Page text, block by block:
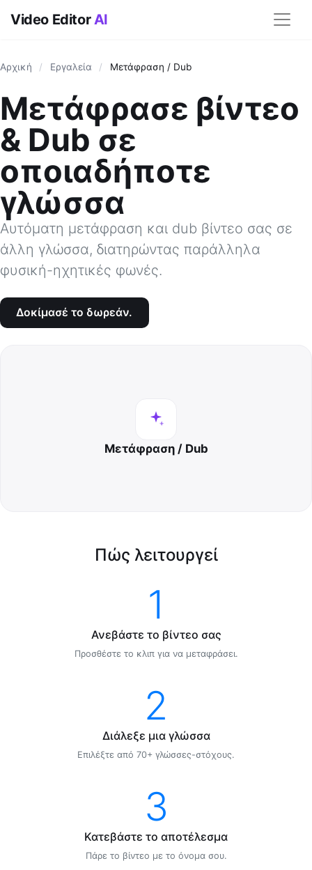
Video EditorAI
Αρχική / Εργαλεία / Μετάφραση / Dub
Μετάφρασε βίντεο
& Dub σε
οποιαδήποτε
γλώσσα
Αυτόματη μετάφραση και dub βίντεο σας σε
άλλη γλώσσα, διατηρώντας παράλληλα
φυσική-ηχητικές φωνές.
Δοκίμασέ το δωρεάν.
Μετάφραση / Dub
Πώς λειτουργεί
1
Ανεβάστε το βίντεο σας
Προσθέστε το κλιπ για να μεταφράσει.
2
Διάλεξε μια γλώσσα
Επιλέξτε από 70+ γλώσσες-στόχους.
3
Κατεβάστε το αποτέλεσμα
Πάρε το βίντεο με το όνομα σου.